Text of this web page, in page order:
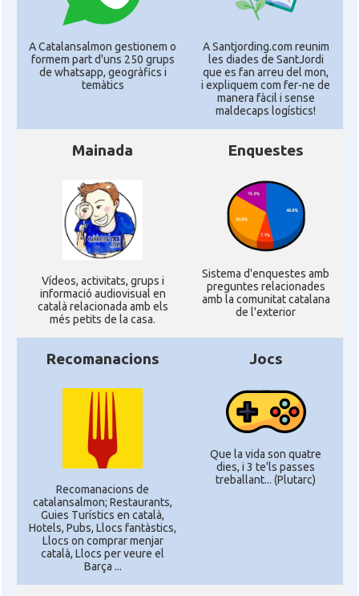
A Catalansalmon gestionem o
formem part d'uns 250 grups
de whatsapp, geogràfics i
temàtics
A Santjording.com reunim
les diades de SantJordi
que es fan arreu del mon,
i expliquem com fer-ne de
manera fàcil i sense
maldecaps logí­stics!
Mainada
Ví­deos, activitats, grups i
informació audiovisual en
català relacionada amb els
més petits de la casa.
Enquestes
Sistema d'enquestes amb
preguntes relacionades
amb la comunitat catalana
de l'exterior
Recomanacions
Recomanacions de
catalansalmon; Restaurants,
Guies Turístics en català,
Hotels, Pubs, Llocs fantàstics,
Llocs on comprar menjar
català, Llocs per veure el
Barça ...
Jocs
Que la vida son quatre
dies, i 3 te'ls passes
treballant... (Plutarc)